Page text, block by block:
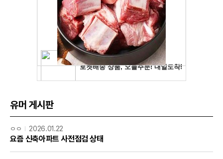
유머 게시판
ㅇㅇ 2026.01.22
요즘 신축아파트 사전점검 상태